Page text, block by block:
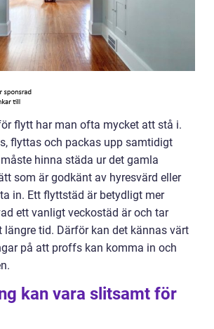
flytt har man ofta mycket att stå i.
flyttas och packas upp samtidigt
hinna städa ur det gamla
som är godkänt av hyresvärd eller
in. Ett flyttstäd är betydligt mer
ett vanligt veckostäd är och tar
längre tid. Därför kan det kännas värt
på att proffs kan komma in och
kan vara slitsamt för